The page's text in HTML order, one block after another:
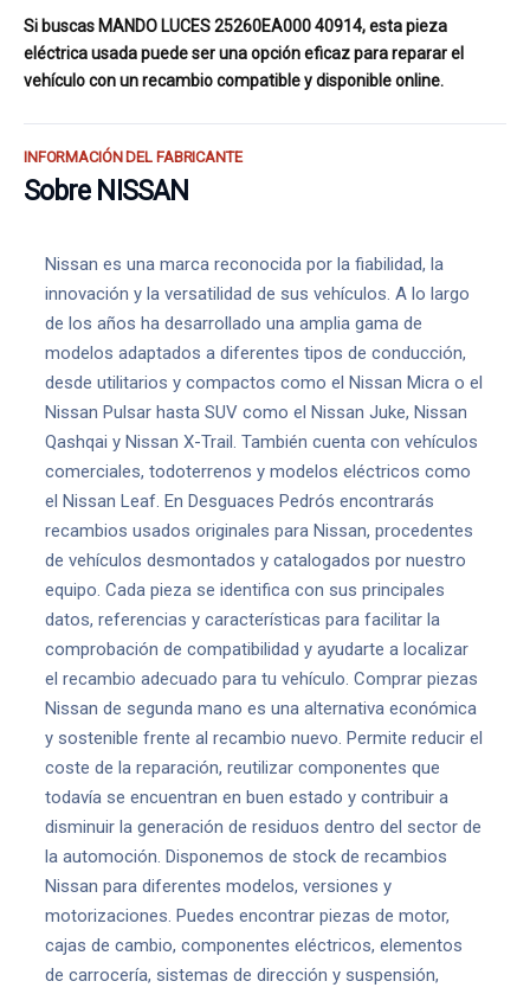
Si buscas MANDO LUCES 25260EA000 40914, esta pieza
eléctrica usada puede ser una opción eficaz para reparar el
vehículo con un recambio compatible y disponible online.
INFORMACIÓN DEL FABRICANTE
Sobre NISSAN
Nissan es una marca reconocida por la fiabilidad, la
innovación y la versatilidad de sus vehículos. A lo largo
de los años ha desarrollado una amplia gama de
modelos adaptados a diferentes tipos de conducción,
desde utilitarios y compactos como el Nissan Micra o el
Nissan Pulsar hasta SUV como el Nissan Juke, Nissan
Qashqai y Nissan X-Trail. También cuenta con vehículos
comerciales, todoterrenos y modelos eléctricos como
el Nissan Leaf. En Desguaces Pedrós encontrarás
recambios usados originales para Nissan, procedentes
de vehículos desmontados y catalogados por nuestro
equipo. Cada pieza se identifica con sus principales
datos, referencias y características para facilitar la
comprobación de compatibilidad y ayudarte a localizar
el recambio adecuado para tu vehículo. Comprar piezas
Nissan de segunda mano es una alternativa económica
y sostenible frente al recambio nuevo. Permite reducir el
coste de la reparación, reutilizar componentes que
todavía se encuentran en buen estado y contribuir a
disminuir la generación de residuos dentro del sector de
la automoción. Disponemos de stock de recambios
Nissan para diferentes modelos, versiones y
motorizaciones. Puedes encontrar piezas de motor,
cajas de cambio, componentes eléctricos, elementos
de carrocería, sistemas de dirección y suspensión,